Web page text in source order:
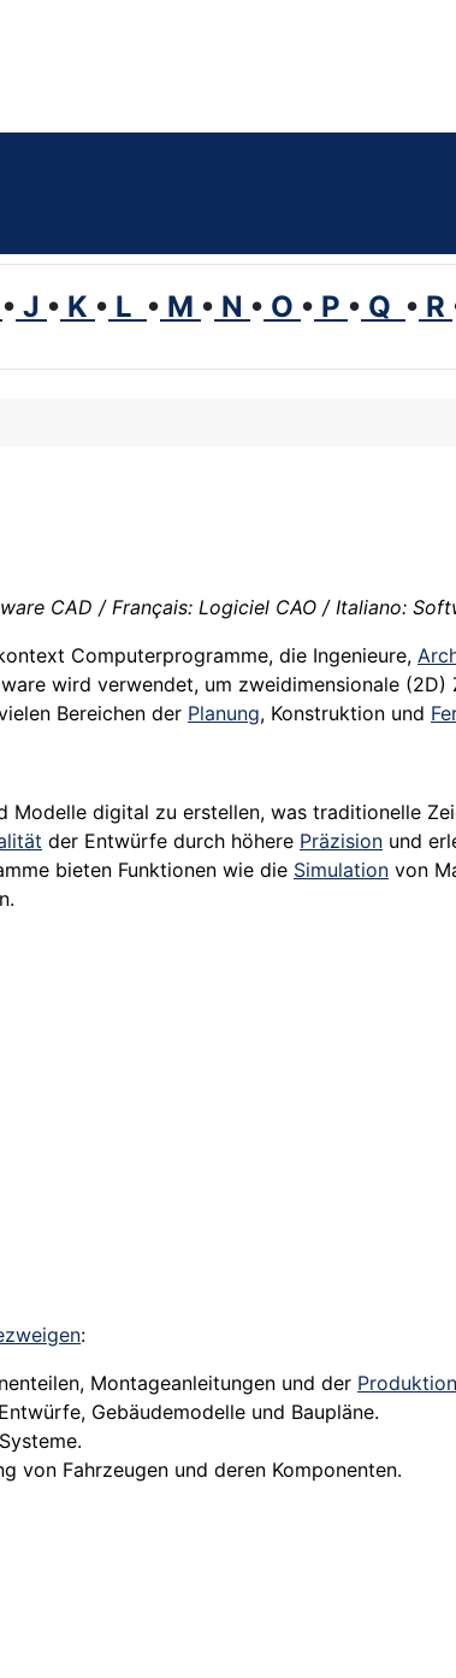
• J • K • L • M • N • O • P • Q • R
CAD / Français: Logiciel CAO / Italiano:
Computerprogramme, die Ingenieure,
wird verwendet, um zweidimensionale
Bereichen der Planung, Konstruktion und
digital zu erstellen, was traditionelle
der Entwürfe durch höhere Präzision und
bieten Funktionen wie die Simulation von
:
Montageanleitungen und der
Gebäudemodelle und Baupläne.
von Fahrzeugen und deren Komponenten.